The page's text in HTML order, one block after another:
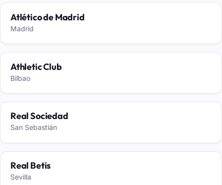
Atlético de Madrid
Madrid
Athletic Club
Bilbao
Real Sociedad
San Sebastián
Real Betis
Sevilla